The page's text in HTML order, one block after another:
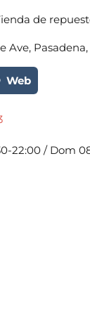
de
Ave, Pasadena,
Web
22:00 / Dom